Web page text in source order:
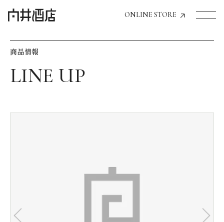
ONLINE STORE
飲食店経営のお客様
お気に入り機能の活用方法
商品情報